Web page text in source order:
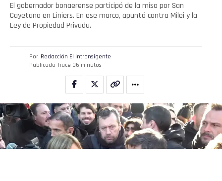
El gobernador bonaerense participó de la misa por San
Cayetano en Liniers. En ese marco, apuntó contra Milei y la
Ley de Propiedad Privada.
Por Redacción El intransigente
Publicado hace 36 minutos